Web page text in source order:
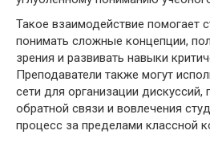
Такое взаимодействие помогает
понимать сложные концепции,
зрения и развивать навыки
Преподаватели также могут
сети для организации дискуссий,
обратной связи и вовлечения
процесс за пределами классной